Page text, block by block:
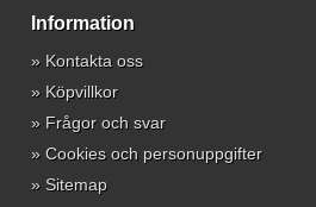
Information
» Kontakta oss
» Köpvillkor
» Frågor och svar
» Cookies och personuppgifter
» Sitemap